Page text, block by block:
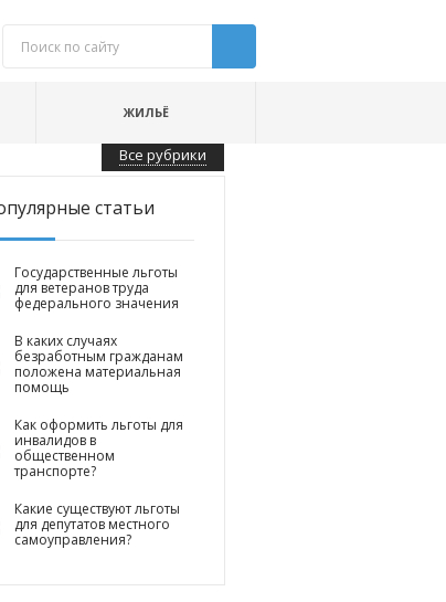
ЖИЛЬЁ
Все рубрики
статьи
Государственные льготы
для ветеранов труда
федерального значения
В каких случаях
безработным гражданам
положена материальная
помощь
Как оформить льготы для
инвалидов в
общественном
транспорте?
Какие существуют льготы
для депутатов местного
самоуправления?